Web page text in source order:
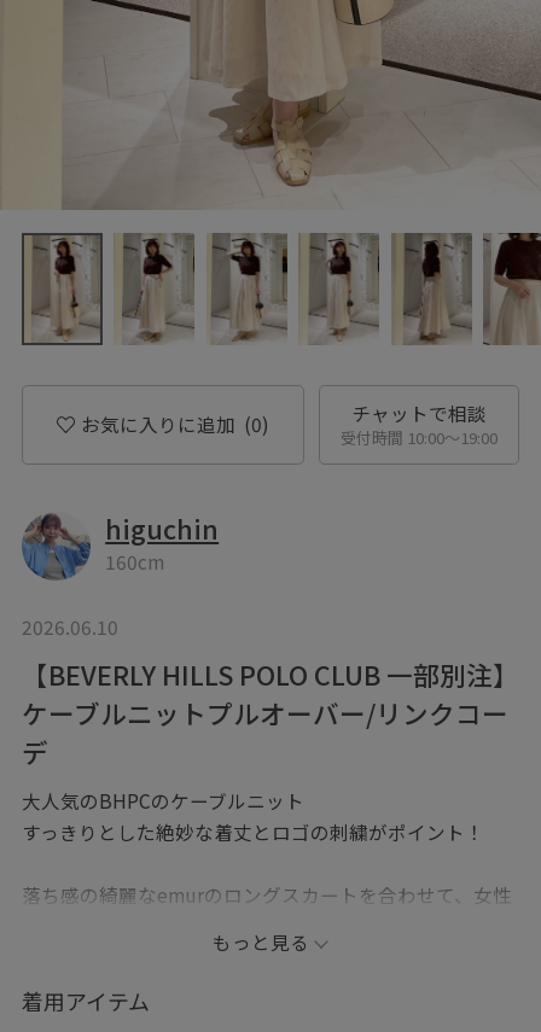
お気に入りに追加 (0) チャットで相談
受付時間 10:00〜19:00
higuchin
160cm
2026.06.10
【BEVERLY HILLS POLO CLUB 一部別注】
ケーブルニットプルオーバー/リンクコー
デ
大人気のBHPCのケーブルニット
すっきりとした絶妙な着丈とロゴの刺繍がポイント！
落ち感の綺麗なemurのロングスカートを合わせて、女性
ご覧いただき、ありがとうございます☺︎
もっと見る
着用アイテム